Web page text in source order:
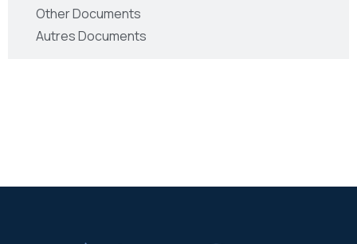
Other Documents
Autres Documents